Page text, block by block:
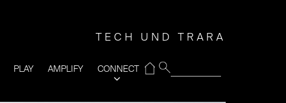
TECH UND TRARA
PLAY AMPLIFY CONNECT
⌂